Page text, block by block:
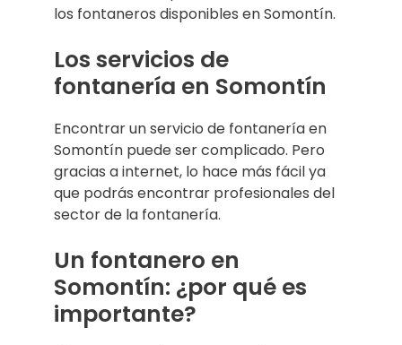
los fontaneros disponibles en Somontín.
Los servicios de
fontanería en Somontín
Encontrar un servicio de fontanería en
Somontín puede ser complicado. Pero
gracias a internet, lo hace más fácil ya
que podrás encontrar profesionales del
sector de la fontanería.
Un fontanero en
Somontín: ¿por qué es
importante?